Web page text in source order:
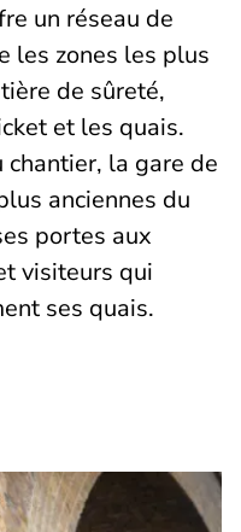
un réseau de
les zones les plus
de sûreté,
et les quais.
la gare de
anciennes du
portes aux
visiteurs qui
ses quais.